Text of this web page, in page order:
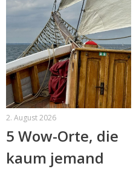
2. August 2026
5 Wow-Orte, die
kaum jemand